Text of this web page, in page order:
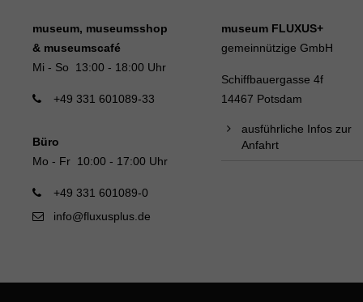
museum, museumsshop
& museumscafé
Mi - So 13:00 - 18:00 Uhr
+49 331 601089-33
Büro
Mo - Fr 10:00 - 17:00 Uhr
+49 331 601089-0
info@fluxusplus.de
museum FLUXUS+
gemeinnützige GmbH
Schiffbauergasse 4f
14467 Potsdam
ausführliche Infos zur
Anfahrt